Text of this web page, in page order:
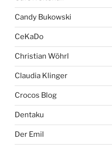
Candy Bukowski
CeKaDo
Christian Wöhrl
Claudia Klinger
Crocos Blog
Dentaku
Der Emil